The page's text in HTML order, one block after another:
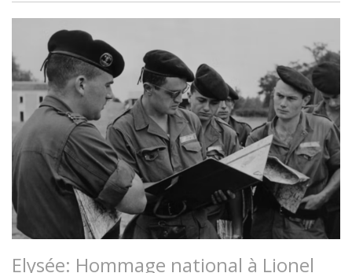
Elysée: Hommage national à Lionel